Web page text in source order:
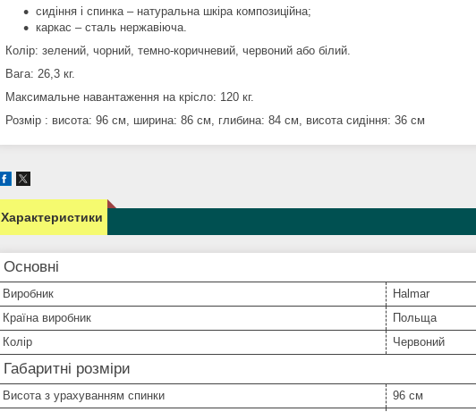
сидіння і спинка – натуральна шкіра композиційна;
каркас – сталь нержавіюча.
Колір: зелений, чорний, темно-коричневий, червоний або білий.
Вага: 26,3 кг.
Максимальне навантаження на крісло: 120 кг.
Розмір : висота: 96 см, ширина: 86 см, глибина: 84 см, висота сидіння: 36 см
Характеристики
Основні
Виробник
Halmar
Країна виробник
Польща
Колір
Червоний
Габаритні розміри
Висота з урахуванням спинки
96 см